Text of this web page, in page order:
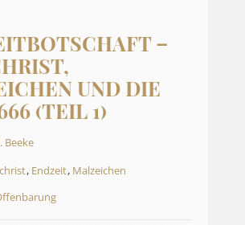
–
UND DIE
(TEIL 1)
Beeke
, Endzeit, Malzeichen